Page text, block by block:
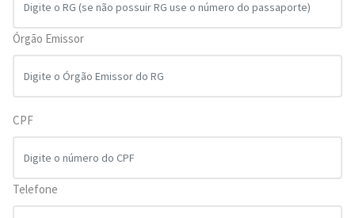
Órgão Emissor
CPF
Telefone